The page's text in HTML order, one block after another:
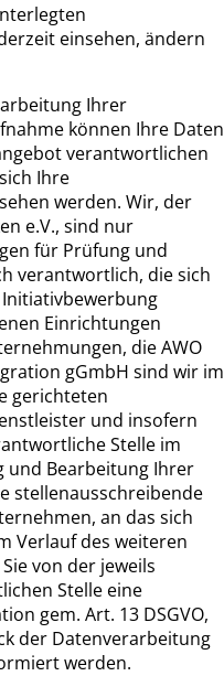
einsehen, ändern
Ihrer
können Ihre Daten
verantwortlichen
Ihre
werden. Wir, der
e.V., sind nur
für Prüfung und
verantwortlich, die sich
Einrichtungen
die AWO
gGmbH sind wir im
gerichteten
und insofern
Stelle im
und Bearbeitung Ihrer
stellenausschreibende
an das sich
Verlauf des weiteren
von der jeweils
Stelle eine
gem. Art. 13 DSGVO,
der Datenverarbeitung
werden.